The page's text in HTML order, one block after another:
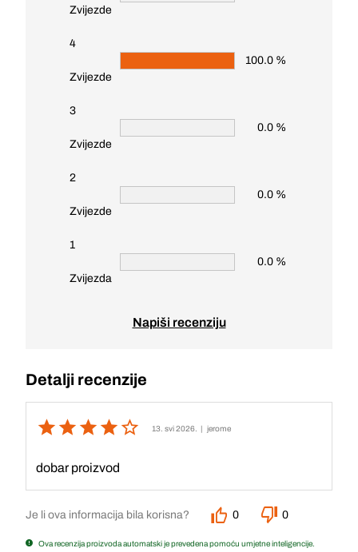
Zvijezde
4
Zvijezde
100.0 %
3
Zvijezde
0.0 %
2
Zvijezde
0.0 %
1
Zvijezda
0.0 %
Napiši recenziju
Detalji recenzije
13. svi 2026. | jerome
dobar proizvod
Je li ova informacija bila korisna? 0 0
Ova recenzija proizvoda automatski je prevedena pomoću umjetne inteligencije.